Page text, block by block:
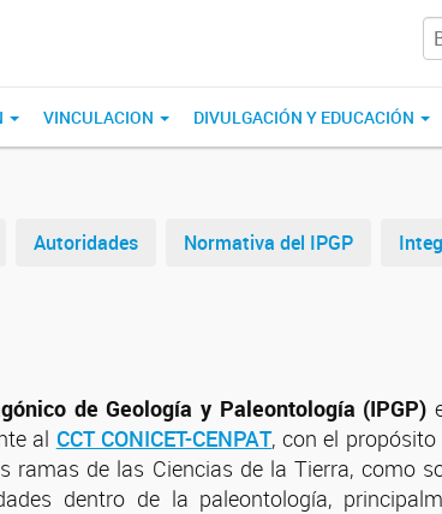
VINCULACION DIVULGACIÓN Y EDUCACIÓN
Autoridades Normativa del IPGP
de Geología y Paleontología (IPGP)
al CCT CONICET-CENPAT, con el
ramas de las Ciencias de la Tierra, como
dentro de la paleontología,